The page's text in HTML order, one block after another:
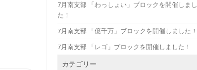
7月南支部 「わっしょい」ブロックを開催しまし
た！
7月南支部 「億千万」ブロックを開催しました！
7月南支部 「レゴ」ブロックを開催しました！
カテゴリー